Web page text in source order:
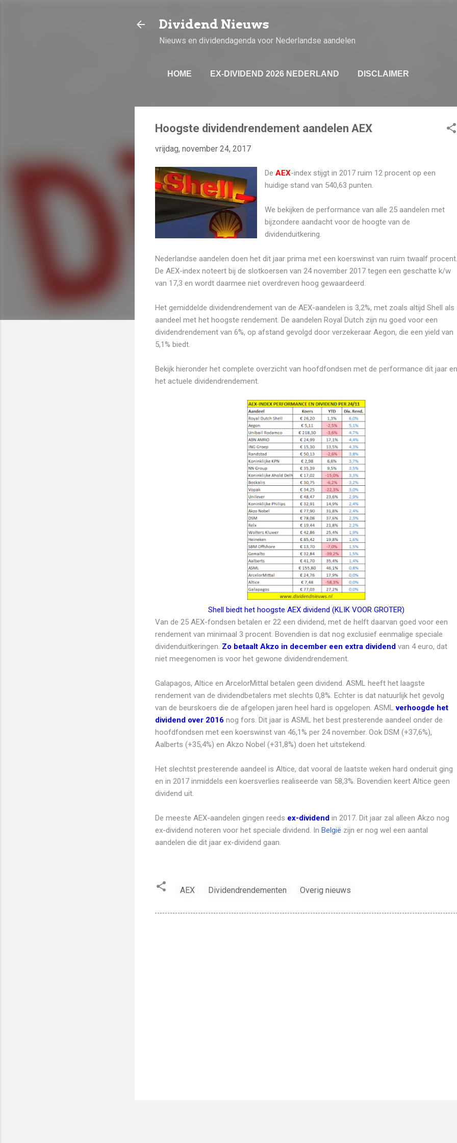
Dividend Nieuws
Nieuws en dividendagenda voor Nederlandse aandelen
HOME EX-DIVIDEND 2026 NEDERLAND DISCLAIMER
Hoogste dividendrendement aandelen AEX
vrijdag, november 24, 2017
De AEX-index stijgt in 2017 ruim 12 procent op een
huidige stand van 540,63 punten.
We bekijken de performance van alle 25 aandelen met
bijzondere aandacht voor de hoogte van de
dividenduitkering.
Nederlandse aandelen doen het dit jaar prima met een koerswinst van ruim twaalf procent.
De AEX-index noteert bij de slotkoersen van 24 november 2017 tegen een geschatte k/w
van 17,3 en wordt daarmee niet overdreven hoog gewaardeerd.
Het gemiddelde dividendrendement van de AEX-aandelen is 3,2%, met zoals altijd Shell als
aandeel met het hoogste rendement. De aandelen Royal Dutch zijn nu goed voor een
dividendrendement van 6%, op afstand gevolgd door verzekeraar Aegon, die een yield van
5,1% biedt.
Bekijk hieronder het complete overzicht van hoofdfondsen met de performance dit jaar en
het actuele dividendrendement.
Shell biedt het hoogste AEX dividend (KLIK VOOR GROTER)
Van de 25 AEX-fondsen betalen er 22 een dividend, met de helft daarvan goed voor een
rendement van minimaal 3 procent. Bovendien is dat nog exclusief eenmalige speciale
dividenduitkeringen. Zo betaalt Akzo in december een extra dividendvan 4 euro, dat
niet meegenomen is voor het gewone dividendrendement.
Galapagos, Altice en ArcelorMittal betalen geen dividend. ASML heeft het laagste
rendement van de dividendbetalers met slechts 0,8%. Echter is dat natuurlijk het gevolg
van de beurskoers die de afgelopen jaren heel hard is opgelopen. ASMLverhoogde het
dividend over 2016 nog fors. Dit jaar is ASML het best presterende aandeel onder de
hoofdfondsen met een koerswinst van 46,1% per 24 november. Ook DSM (+37,6%),
Aalberts (+35,4%) en Akzo Nobel (+31,8%) doen het uitstekend.
Het slechtst presterende aandeel is Altice, dat vooral de laatste weken hard onderuit ging
en in 2017 inmiddels een koersverlies realiseerde van 58,3%. Bovendien keert Altice geen
dividend uit.
De meeste AEX-aandelen gingen reeds ex-dividendin 2017. Dit jaar zal alleen Akzo nog
ex-dividend noteren voor het speciale dividend. In België zijn er nog wel een aantal
aandelen die dit jaar ex-dividend gaan.
AEX Dividendrendementen Overig nieuws